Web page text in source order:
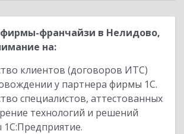
франчайзи в Нелидово,
на:
клиентов (договоров ИТС)
у партнера фирмы 1С.
специалистов, аттестованных
технологий и решений
1С:Предприятие.